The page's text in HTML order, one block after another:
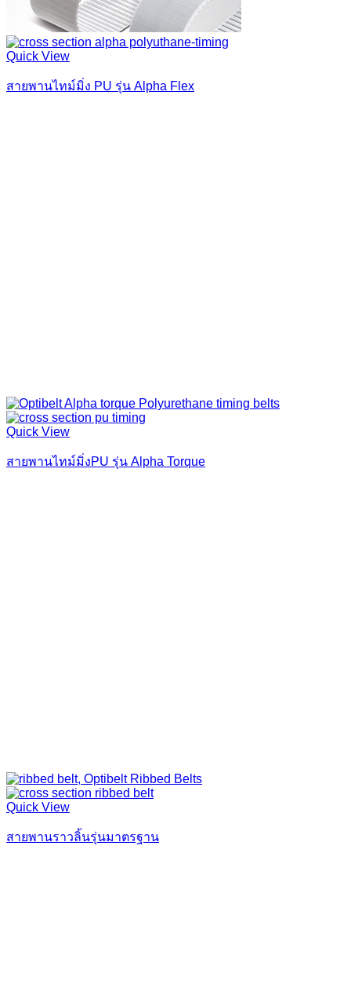
Quick View
สายพานไทม์มิ่ง PU รุ่น Alpha Flex
Quick View
สายพานไทม์มิ่งPU รุ่น Alpha Torque
Quick View
สายพานราวลิ้นรุ่นมาตรฐาน